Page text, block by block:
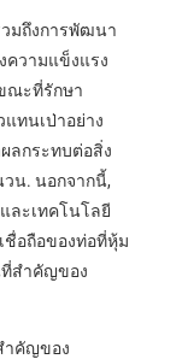
มถึงการพัฒนา
วามแข็งแรง
ณะที่รักษา
ทนเป่าอย่าง
ลกระทบต่อสิ่ง
น. นอกจากนี้,
ละเทคโนโลยี
ชื่อถือของท่อที่หุ้ม
ที่สำคัญของ
ำคัญของ